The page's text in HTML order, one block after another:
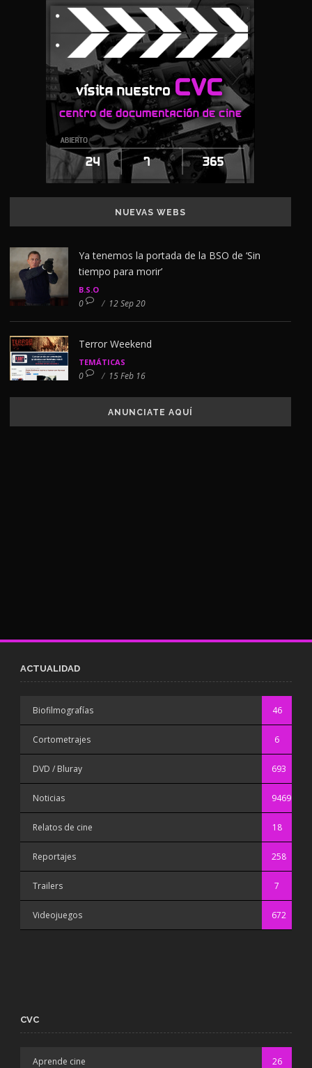
NUEVAS WEBS
Ya tenemos la portada de la BSO de ‘Sin
tiempo para morir’
B.S.O
0 / 12 Sep 20
Terror Weekend
TEMÁTICAS
0 / 15 Feb 16
ANUNCIATE AQUÍ
ACTUALIDAD
Biofilmografías 46
Cortometrajes 6
DVD / Bluray 693
Noticias 9469
Relatos de cine 18
Reportajes 258
Trailers 7
Videojuegos 672
CVC
Aprende cine 26